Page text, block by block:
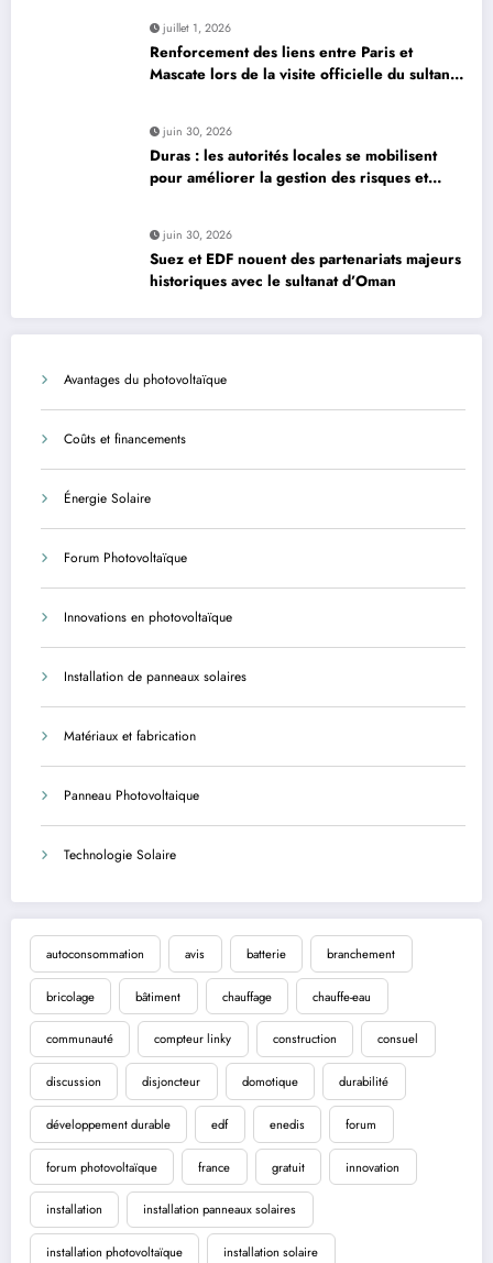
juillet 1, 2026
Renforcement des liens entre Paris et
Mascate lors de la visite officielle du sultan
juin 30, 2026
Duras : les autorités locales se mobilisent
pour améliorer la gestion des risques et
juin 30, 2026
Suez et EDF nouent des partenariats majeurs
historiques avec le sultanat d’Oman
Avantages du photovoltaïque
Coûts et financements
Énergie Solaire
Forum Photovoltaïque
Innovations en photovoltaïque
Installation de panneaux solaires
Matériaux et fabrication
Panneau Photovoltaique
Technologie Solaire
autoconsommation avis batterie branchement
bricolage bâtiment chauffage chauffe-eau
communauté compteur linky construction consuel
discussion disjoncteur domotique durabilité
développement durable edf enedis forum
forum photovoltaïque france gratuit innovation
installation installation panneaux solaires
installation photovoltaïque installation solaire